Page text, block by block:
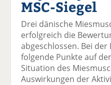
MSC-Siegel
Drei dänische
erfolgreich die
abgeschlossen. Bei
folgende Punkte auf
Situation des
Auswirkungen der